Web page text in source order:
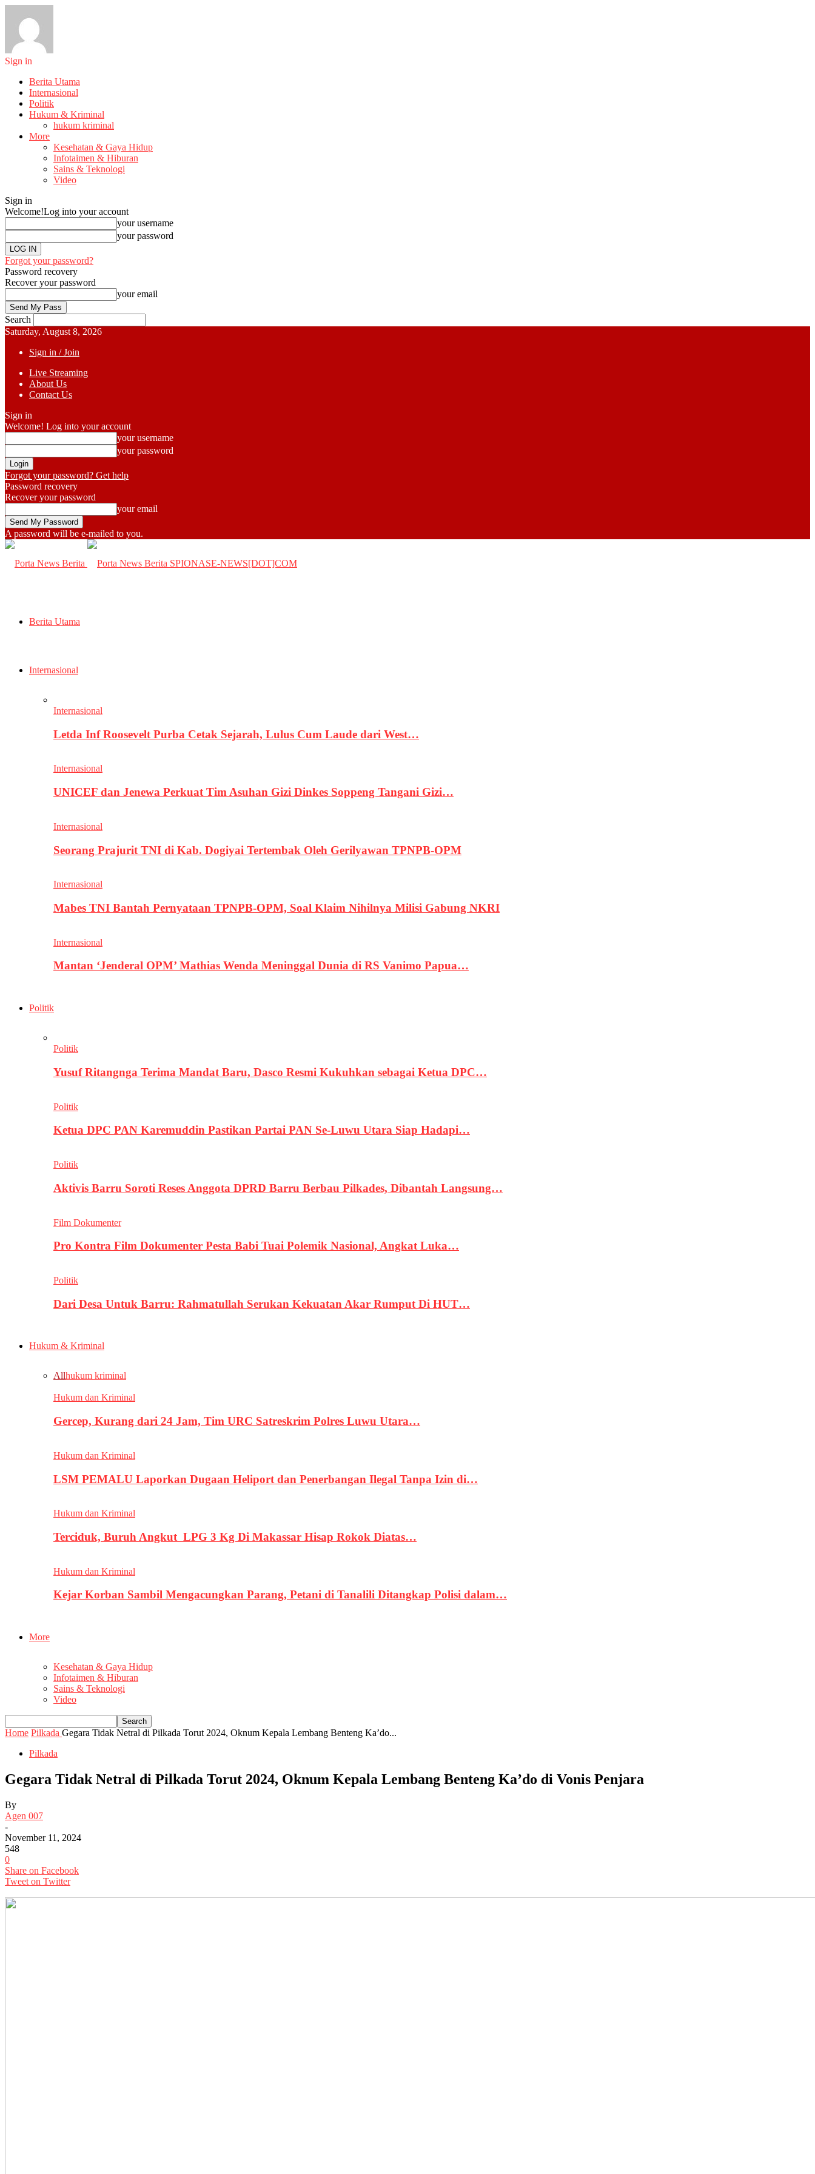
Sign in
Berita Utama
Internasional
Politik
Hukum & Kriminal
hukum kriminal
More
Kesehatan & Gaya Hidup
Infotaimen & Hiburan
Sains & Teknologi
Video
Sign in
Welcome!Log into your account
your username
your password
Forgot your password?
Password recovery
Recover your password
your email
Search
Saturday, August 8, 2026
Sign in / Join
Live Streaming
About Us
Contact Us
Sign in
Welcome! Log into your account
your username
your password
Forgot your password? Get help
Password recovery
Recover your password
your email
A password will be e-mailed to you.
SPIONASE-NEWS[DOT]COM
Berita Utama
Internasional
Internasional
Letda Inf Roosevelt Purba Cetak Sejarah, Lulus Cum Laude dari West…
Internasional
UNICEF dan Jenewa Perkuat Tim Asuhan Gizi Dinkes Soppeng Tangani Gizi…
Internasional
Seorang Prajurit TNI di Kab. Dogiyai Tertembak Oleh Gerilyawan TPNPB-OPM
Internasional
Mabes TNI Bantah Pernyataan TPNPB-OPM, Soal Klaim Nihilnya Milisi Gabung NKRI
Internasional
Mantan ‘Jenderal OPM’ Mathias Wenda Meninggal Dunia di RS Vanimo Papua…
Politik
Politik
Yusuf Ritangnga Terima Mandat Baru, Dasco Resmi Kukuhkan sebagai Ketua DPC…
Politik
Ketua DPC PAN Karemuddin Pastikan Partai PAN Se-Luwu Utara Siap Hadapi…
Politik
Aktivis Barru Soroti Reses Anggota DPRD Barru Berbau Pilkades, Dibantah Langsung…
Film Dokumenter
Pro Kontra Film Dokumenter Pesta Babi Tuai Polemik Nasional, Angkat Luka…
Politik
Dari Desa Untuk Barru: Rahmatullah Serukan Kekuatan Akar Rumput Di HUT…
Hukum & Kriminal
Allhukum kriminal
Hukum dan Kriminal
Gercep, Kurang dari 24 Jam, Tim URC Satreskrim Polres Luwu Utara…
Hukum dan Kriminal
LSM PEMALU Laporkan Dugaan Heliport dan Penerbangan Ilegal Tanpa Izin di…
Hukum dan Kriminal
Terciduk, Buruh Angkut LPG 3 Kg Di Makassar Hisap Rokok Diatas…
Hukum dan Kriminal
Kejar Korban Sambil Mengacungkan Parang, Petani di Tanalili Ditangkap Polisi dalam…
More
Kesehatan & Gaya Hidup
Infotaimen & Hiburan
Sains & Teknologi
Video
Home Pilkada Gegara Tidak Netral di Pilkada Torut 2024, Oknum Kepala Lembang Benteng Ka’do...
Pilkada
Gegara Tidak Netral di Pilkada Torut 2024, Oknum Kepala Lembang Benteng Ka’do di Vonis Penjara
By
Agen 007
-
November 11, 2024
548
0
Share on Facebook
Tweet on Twitter